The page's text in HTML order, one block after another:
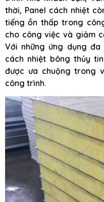
thời, Panel cách nhiệt
tiếng ồn thấp trong
cho công việc và giảm
Với những ứng dụng
cách nhiệt bông thủy
được ưa chuộng trong
công trình.